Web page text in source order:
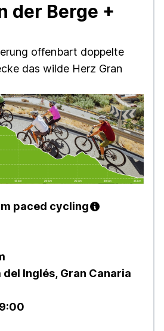
der Berge +
offenbart doppelte
das wilde Herz Gran
paced cycling
del Inglés, Gran Canaria